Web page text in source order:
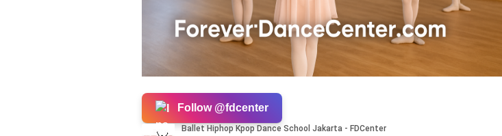
Follow @fdcenter